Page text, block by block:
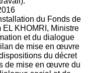
du Fonds de
KHOMRI, Ministre
et du dialogue
de mise en œuvre
du décret
de mise en œuvre du